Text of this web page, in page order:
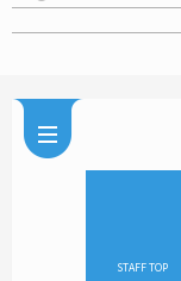
STAFF TOP